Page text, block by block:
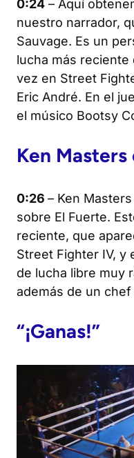
0:24 – Aquí
nuestro narrador,
Sauvage. Es un
lucha más
vez en Street
Eric André. En el
el músico Bootsy
Ken
0:26 – Ken
sobre El Fuerte.
reciente, que
Street Fighter IV, y
de lucha libre muy
además de un
“¡Ganas!”